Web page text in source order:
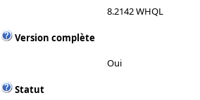
8.2142 WHQL
Version complète
Oui
Statut